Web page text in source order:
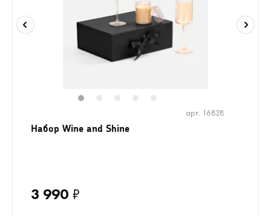
арт. 16828
Набор Wine and Shine
3 990 ₽